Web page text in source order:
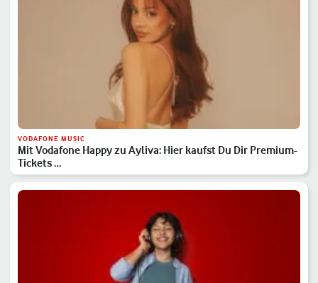
VODAFONE MUSIC
Mit Vodafone Happy zu Ayliva: Hier kaufst Du Dir Premium-
Tickets …